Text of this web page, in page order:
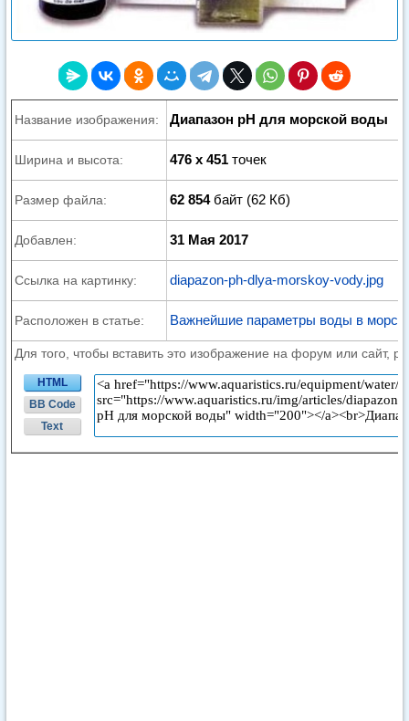
Название изображения: Диапазон pH для морской воды
Ширина и высота: 476 x 451 точек
Размер файла: 62 854байт (62 Кб)
Добавлен: 31 Мая 2017
Ссылка на картинку: diapazon-ph-dlya-morskoy-vody.jpg
Расположен в статье: Важнейшие параметры воды в
Для того, чтобы вставить это изображение на форум или сайт,
HTML
BB Code
Text